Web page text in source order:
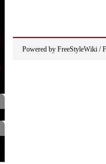
Powered by FreeStyleWiki /